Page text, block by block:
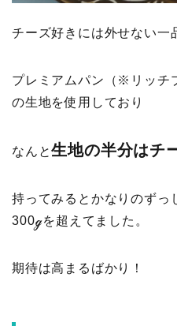
チーズ好きには外せない一
プレミアムパン（※リッチ
の生地を使用しており
なんと生地の半分はチ
持ってみるとかなりのずっ
300ℊを超えてました。
期待は高まるばかり！